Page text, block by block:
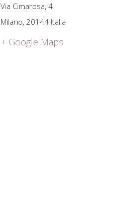
Via Cimarosa, 4
Milano, 20144 Italia
+ Google Maps